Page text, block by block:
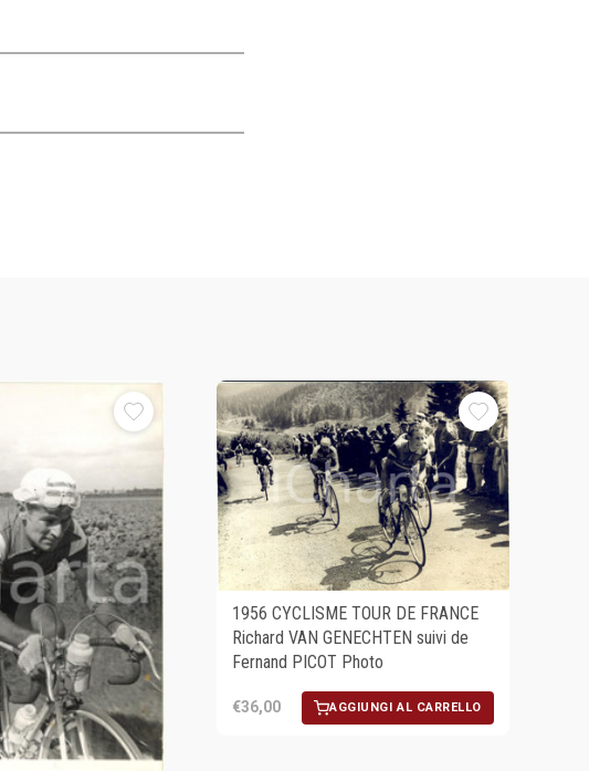
1956 CYCLISME TOUR DE FRANCE
Richard VAN GENECHTEN suivi de
Fernand PICOT Photo
€36,00 AGGIUNGI AL CARRELLO